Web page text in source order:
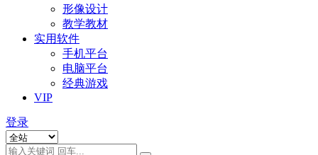
形像设计
教学教材
实用软件
手机平台
电脑平台
经典游戏
VIP
登录